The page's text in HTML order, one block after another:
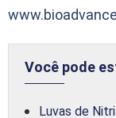
Você pode
Luvas de